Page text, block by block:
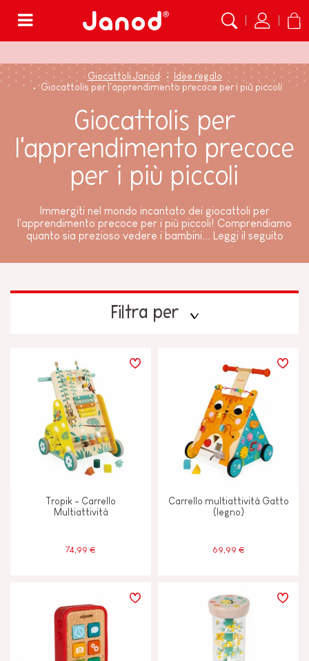
Giocattoli Janod
Idee regalo
Giocattolis per l'apprendimento precoce per i più piccoli
Giocattolis per
l'apprendimento precoce
per i più piccoli
Immergiti nel mondo incantato dei giocattoli per
l'apprendimento precoce per i più piccoli! Comprendiamo
quanto sia prezioso vedere i bambini...
Leggi il seguito
Filtra per
TIPI DI APPRENDIMENTO
Camminare, correre e muoversi
Costruire e progettare
Immaginare, inventare e creare
Memorizzare e assimilare
Tropik - Carrello
Multiattività
74,99 €
Carrello multiattività Gatto
(legno)
69,99 €